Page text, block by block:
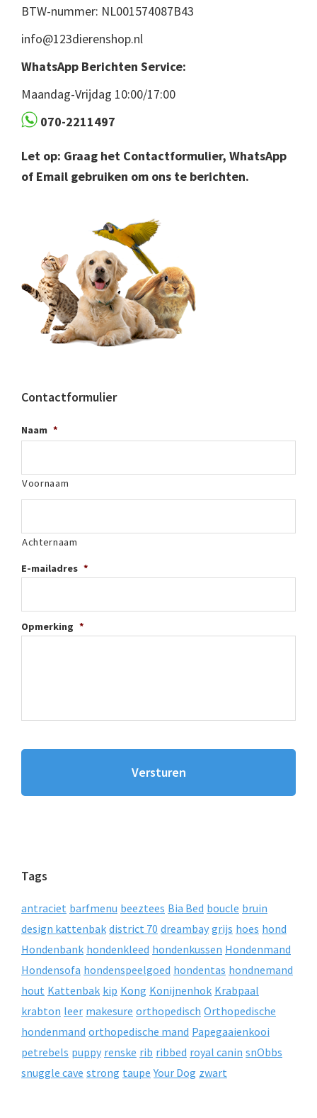
BTW-nummer: NL001574087B43
info@123dierenshop.nl
WhatsApp Berichten Service:
Maandag-Vrijdag 10:00/17:00
070-2211497
Let op: Graag het Contactformulier, WhatsApp
of Email gebruiken om ons te berichten.
Contactformulier
Naam *
Voornaam
Achternaam
E-mailadres *
Opmerking *
Tags
antraciet barfmenu beeztees Bia Bed boucle bruin
design kattenbak district 70 dreambay grijs hoes hond
Hondenbank hondenkleed hondenkussen Hondenmand
Hondensofa hondenspeelgoed hondentas hondnemand
hout Kattenbak kip Kong Konijnenhok Krabpaal
krabton leer makesure orthopedisch Orthopedische
hondenmand orthopedische mand Papegaaienkooi
petrebels puppy renske rib ribbed royal canin snObbs
snuggle cave strong taupe Your Dog zwart